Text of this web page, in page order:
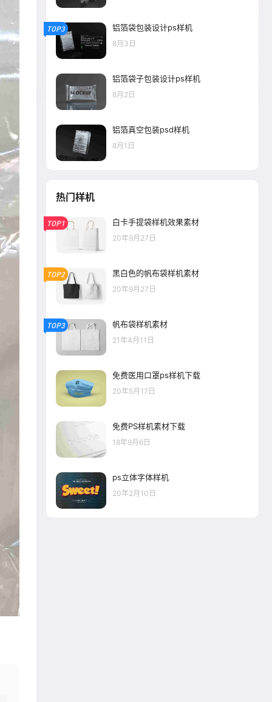
TOP3 铝箔袋包装设计ps样机
8月3日
铝箔袋子包装设计ps样机
8月2日
铝箔真空包装psd样机
8月1日
热门样机
TOP1 白卡手提袋样机效果素材
20年9月27日
TOP2 黑白色的帆布袋样机素材
20年9月27日
TOP3 帆布袋样机素材
21年4月11日
免费医用口罩ps样机下载
20年5月17日
免费PS样机素材下载
18年9月6日
ps立体字体样机
20年2月10日